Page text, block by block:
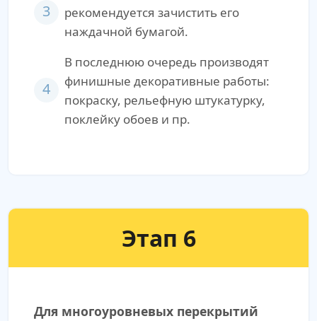
3
рекомендуется зачистить его
наждачной бумагой.
4
В последнюю очередь производят
финишные декоративные работы:
покраску, рельефную штукатурку,
поклейку обоев и пр.
Этап 6
Для многоуровневых перекрытий